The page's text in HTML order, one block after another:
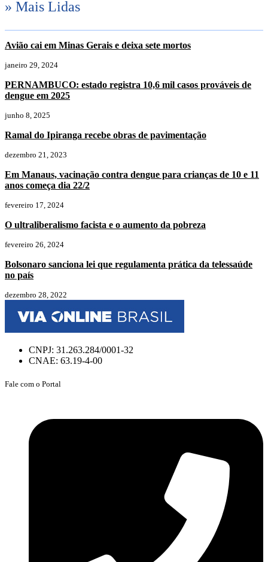
» Mais Lidas
Avião cai em Minas Gerais e deixa sete mortos
janeiro 29, 2024
PERNAMBUCO: estado registra 10,6 mil casos prováveis de
dengue em 2025
junho 8, 2025
Ramal do Ipiranga recebe obras de pavimentação
dezembro 21, 2023
Em Manaus, vacinação contra dengue para crianças de 10 e 11
anos começa dia 22/2
fevereiro 17, 2024
O ultraliberalismo facista e o aumento da pobreza
fevereiro 26, 2024
Bolsonaro sanciona lei que regulamenta prática da telessaúde
no país
dezembro 28, 2022
CNPJ: 31.263.284/0001-32
CNAE: 63.19-4-00
Fale com o Portal